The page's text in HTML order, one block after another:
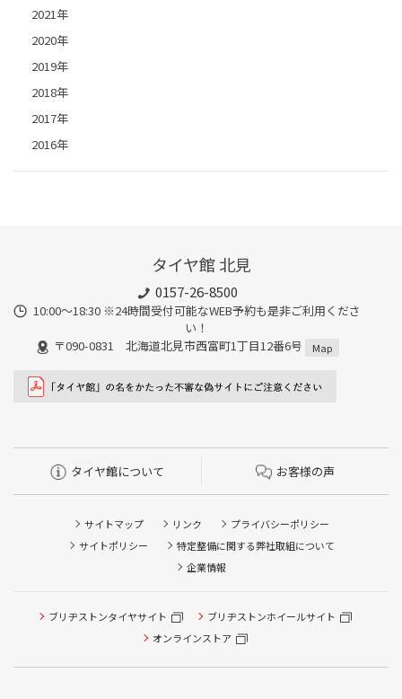
2021年
2020年
2019年
2018年
2017年
2016年
タイヤ館 北見
0157-26-8500
10:00～18:30 ※24時間受付可能なWEB予約も是非ご利用くださ
い！
〒090-0831 北海道北見市西富町1丁目12番6号
Map
タイヤ館について お客様の声
サイトマップ リンク
プライバシーポリシー
サイトポリシー
特定整備に関する弊社取組について
企業情報
ブリヂストンタイヤサイト
ブリヂストンホイールサイト
オンラインストア
タイヤ点検・安全点検/タイヤ履き替え/オイル交換/その他
ピット作業の予約